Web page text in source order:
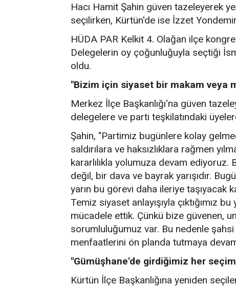
Hacı Hamit Şahin güven tazeleyerek
seçilirken, Kürtün'de ise İzzet
HÜDA PAR Kelkit 4. Olağan ilçe
Delegelerin oy çoğunluğuyla seçtiği
oldu.
"Bizim için siyaset bir makam veya
Merkez İlçe Başkanlığı'na güven
delegelere ve parti teşkilatındaki
Şahin, "Partimiz bugünlere kolay
saldırılara ve haksızlıklara rağmen
kararlılıkla yolumuza devam
değil, bir dava ve bayrak yarışıdır.
yarın bu görevi daha ileriye taşıyacak
Temiz siyaset anlayışıyla çıktığımız
mücadele ettik. Çünkü bize güvenen,
sorumluluğumuz var. Bu nedenle
menfaatlerini ön planda tutmaya
"Gümüşhane'de girdiğimiz her
Kürtün İlçe Başkanlığına yeniden